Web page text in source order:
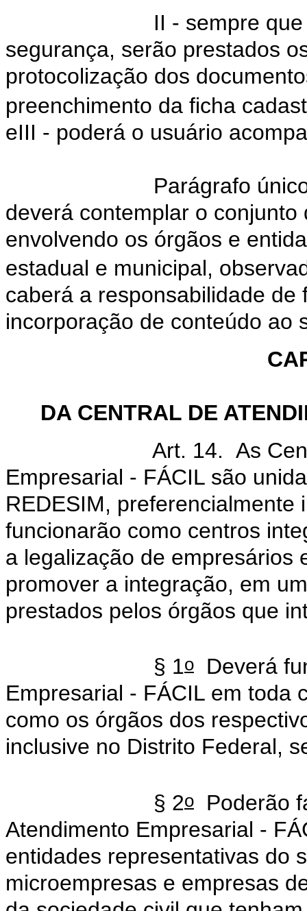
II - sempre
segurança, serão prestados
protocolização dos
preenchimento da ficha
eIII - poderá o usuário
Parágrafo
deverá contemplar o
envolvendo os órgãos e
estadual e municipal,
caberá a responsabilidade de
incorporação de conteúdo ao
DA CENTRAL DE
Art. 14. As Centrais
Empresarial - FÁCIL são
REDESIM, preferencialmente
funcionarão como centros
a legalização de empresários
promover a integração, em
prestados pelos órgãos que
§ 1o Deverá
Empresarial - FÁCIL em toda
como os órgãos dos
inclusive no Distrito Federal,
§ 2o Poderão
Atendimento Empresarial -
entidades representativas do
microempresas e empresas